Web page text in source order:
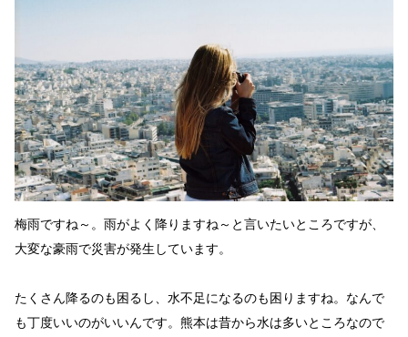
梅雨ですね～。雨がよく降りますね～と言いたいところですが、
大変な豪雨で災害が発生しています。
たくさん降るのも困るし、水不足になるのも困りますね。なんで
も丁度いいのがいいんです。熊本は昔から水は多いところなので